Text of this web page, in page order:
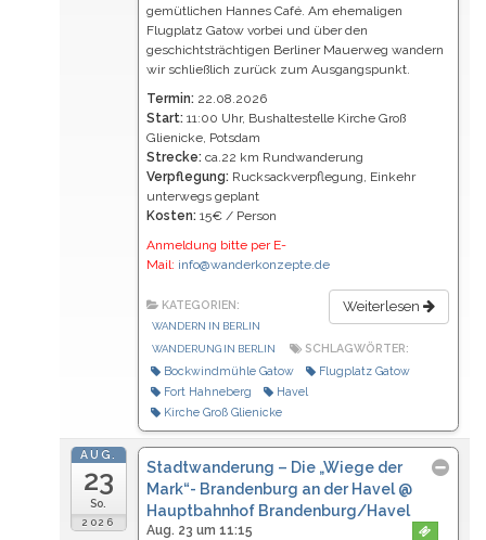
gemütlichen Hannes Café. Am ehemaligen
Flugplatz Gatow vorbei und über den
geschichtsträchtigen Berliner Mauerweg wandern
wir schließlich zurück zum Ausgangspunkt.
Termin: 22.08.2026
Start: 11:00 Uhr, Bushaltestelle Kirche Groß
Glienicke, Potsdam
Strecke: ca.22 km Rundwanderung
Verpflegung: Rucksackverpflegung, Einkehr
unterwegs geplant
Kosten: 15€ / Person
Anmeldung bitte per E-
Mail: info@wanderkonzepte.de
Weiterlesen
KATEGORIEN:
WANDERN IN BERLIN
WANDERUNG IN BERLIN
SCHLAGWÖRTER:
Bockwindmühle Gatow
Flugplatz Gatow
Fort Hahneberg
Havel
Kirche Groß Glienicke
AUG.
23
So.
2026
Stadtwanderung – Die „Wiege der
Mark“- Brandenburg an der Havel @
Hauptbahnhof Brandenburg/Havel
Aug. 23 um 11:15